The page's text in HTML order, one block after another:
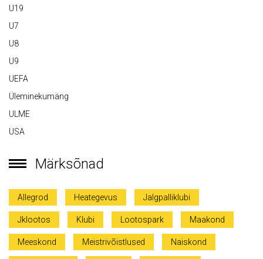
U19
U7
U8
U9
UEFA
Üleminekumäng
ULME
USA
Märksõnad
Allegrod Heategevus Jalgpalliklubi
Jklootos Klubi Lootospark Maakond
Meeskond Meistrivõistlused Naiskond